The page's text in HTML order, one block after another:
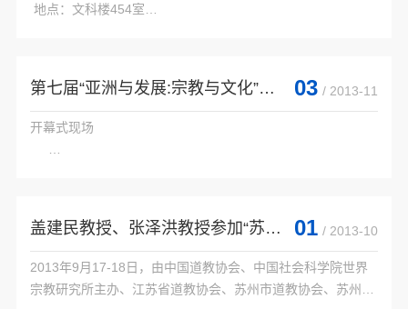
地点：文科楼454室
主办：南亚研究所、俗文化研究所、宗教研究所
第七届“亚洲与发展:宗教与文化”国际学术研讨会暨“当代道教研究学术前沿论坛”隆... 03 / 2013-11
开幕式现场
所...
盖建民教授、张泽洪教授参加“苏州穹隆山上真观铁竹道人施道渊与江南道教”学术研讨会 01 / 2013-10
2013年9月17-18日，由中国道教协会、中国社会科学院世界
宗教研究所主办、江苏省道教协会、苏州市道教协会、苏州市